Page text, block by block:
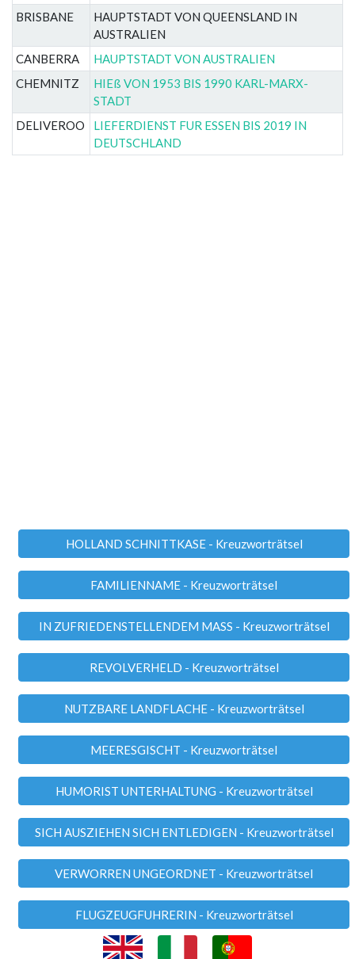
BRISBANE
HAUPTSTADT VON QUEENSLAND IN
AUSTRALIEN
CANBERRA
HAUPTSTADT VON AUSTRALIEN
CHEMNITZ
HIEß VON 1953 BIS 1990 KARL-MARX-
STADT
DELIVEROO
LIEFERDIENST FUR ESSEN BIS 2019 IN
DEUTSCHLAND
HOLLAND SCHNITTKASE - Kreuzworträtsel
FAMILIENNAME - Kreuzworträtsel
IN ZUFRIEDENSTELLENDEM MASS - Kreuzworträtsel
REVOLVERHELD - Kreuzworträtsel
NUTZBARE LANDFLACHE - Kreuzworträtsel
MEERESGISCHT - Kreuzworträtsel
HUMORIST UNTERHALTUNG - Kreuzworträtsel
SICH AUSZIEHEN SICH ENTLEDIGEN - Kreuzworträtsel
VERWORREN UNGEORDNET - Kreuzworträtsel
FLUGZEUGFUHRERIN - Kreuzworträtsel